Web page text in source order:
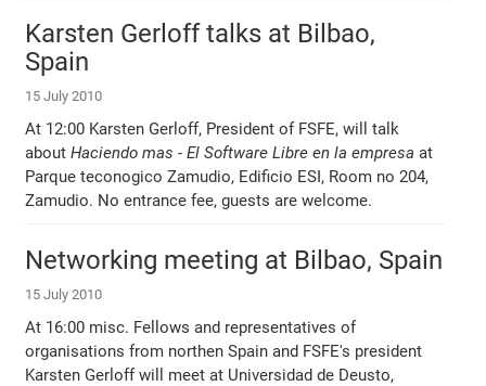
Karsten Gerloff talks at Bilbao,
Spain
15 July 2010
At 12:00 Karsten Gerloff, President of FSFE, will talk
aboutHaciendo mas - El Software Libre en la empresa at
Parque teconogico Zamudio, Edificio ESI, Room no 204,
Zamudio. No entrance fee, guests are welcome.
Networking meeting at Bilbao, Spain
15 July 2010
At 16:00 misc. Fellows and representatives of
organisations from northen Spain and FSFE's president
Karsten Gerloff will meet at Universidad de Deusto,